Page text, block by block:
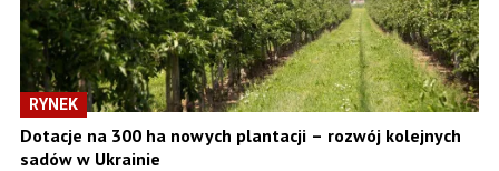
RYNEK
Dotacje na 300 ha nowych plantacji – rozwój kolejnych
sadów w Ukrainie